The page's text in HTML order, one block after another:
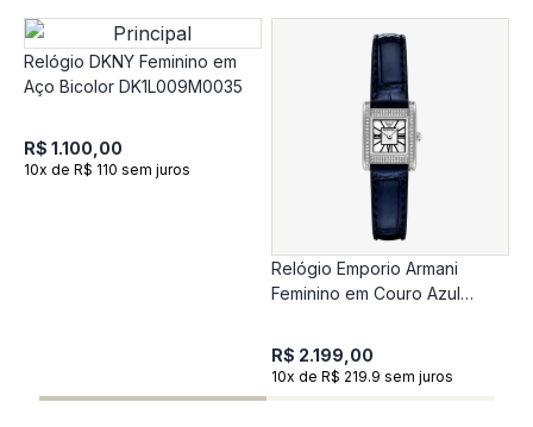
Relógio DKNY Feminino em
Aço Bicolor DK1L009M0035
R$ 1.100,00
10x de R$ 110 sem juros
Relógio Emporio Armani
Feminino em Couro Azul
R$ 2.199,00
10x de R$ 219.9 sem juros